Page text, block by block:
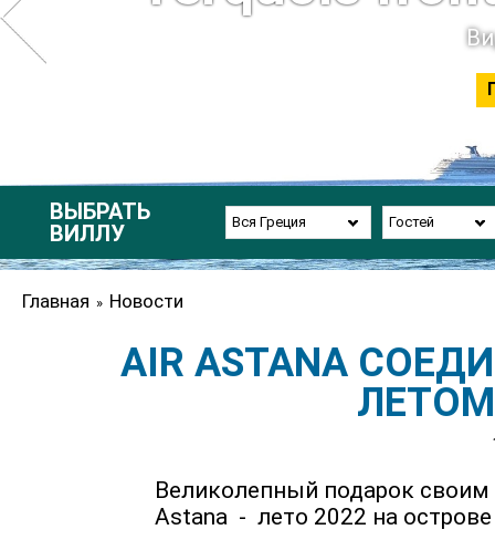
ВЫБРАТЬ
ВИЛЛУ
Вся Греция Гостей
Главная » Новости
AIR ASTANA
Великолепный подарок
Astana - лето 2022 на